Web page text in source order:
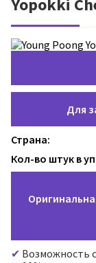
Yopokki
Для
Страна:
Кол-во штук в
Возможность